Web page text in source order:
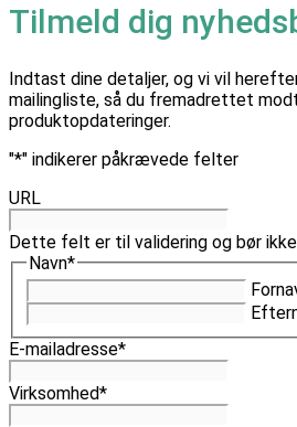
Tilmeld dig
Indtast dine detaljer, og vi vil
mailingliste, så du fremadrettet
produktopdateringer.
"*" indikerer påkrævede felter
URL
Dette felt er til validering og bør
Navn*
E-mailadresse*
Virksomhed*